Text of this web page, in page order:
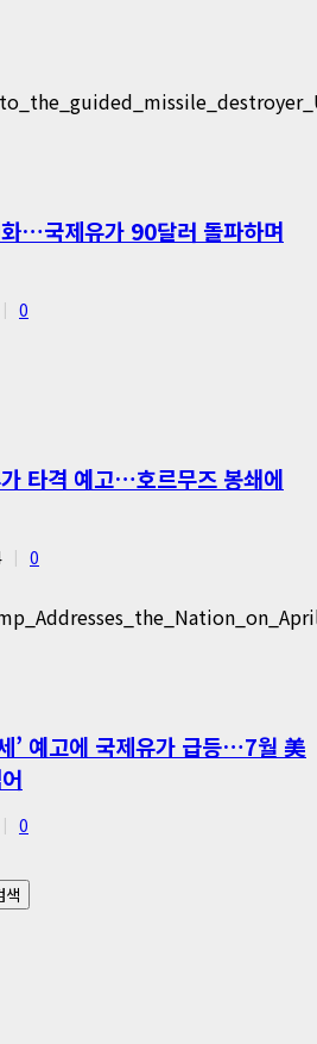
…국제유가 90달러 돌파하며
0
타격 예고…호르무즈 봉쇄에
0
’ 예고에 국제유가 급등…7월 美
0
색